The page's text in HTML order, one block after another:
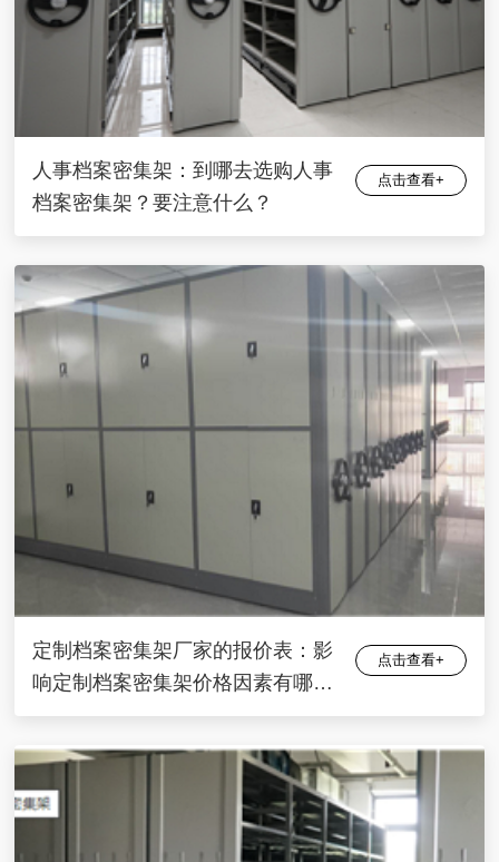
人事档案密集架：到哪去选购人事
档案密集架？要注意什么？
点击查看+
定制档案密集架厂家的报价表：影
响定制档案密集架价格因素有哪
些？
点击查看+